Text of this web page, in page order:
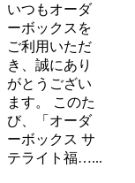
いつもオーダ
ーボックスを
ご利用いただ
き、誠にあり
がとうござい
ます。 このた
び、「オーダ
ーボックス サ
テライト福…...